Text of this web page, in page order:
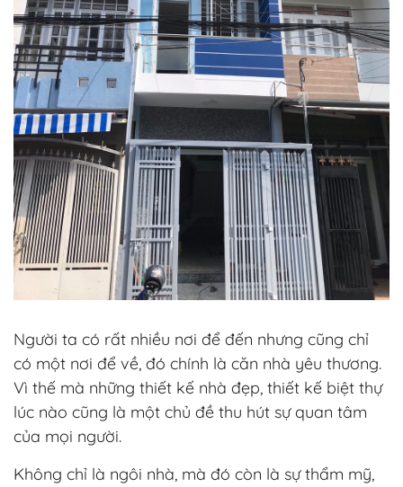
Người ta có rất nhiều nơi để đến nhưng cũng chỉ
có một nơi để về, đó chính là căn nhà yêu thương.
Vì thế mà những thiết kế nhà đẹp, thiết kế biệt thự
lúc nào cũng là một chủ đề thu hút sự quan tâm
của mọi người.
Không chỉ là ngôi nhà, mà đó còn là sự thẩm mỹ,